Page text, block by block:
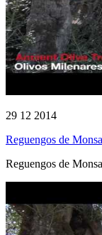
29 12 2014
Reguengos de
Reguengos de